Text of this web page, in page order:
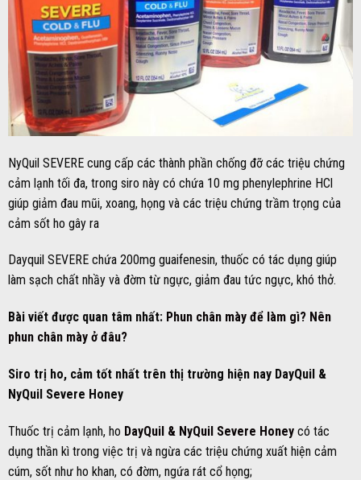
NyQuil SEVERE cung cấp các thành phần chống đỡ các triệu chứng
cảm lạnh tối đa, trong siro này có chứa 10 mg phenylephrine HCl
giúp giảm đau mũi, xoang, họng và các triệu chứng trầm trọng của
cảm sốt ho gây ra
Dayquil SEVERE chứa 200mg guaifenesin, thuốc có tác dụng giúp
làm sạch chất nhầy và đờm từ ngực, giảm đau tức ngực, khó thở.
Bài viết được quan tâm nhất: Phun chân mày để làm gì? Nên
phun chân mày ở đâu?
Siro trị ho, cảm tốt nhất trên thị trường hiện nay DayQuil &
NyQuil Severe Honey
Thuốc trị cảm lạnh, ho DayQuil & NyQuil Severe Honey có tác
dụng thần kì trong việc trị và ngừa các triệu chứng xuất hiện cảm
cúm, sốt như ho khan, có đờm, ngứa rát cổ họng;